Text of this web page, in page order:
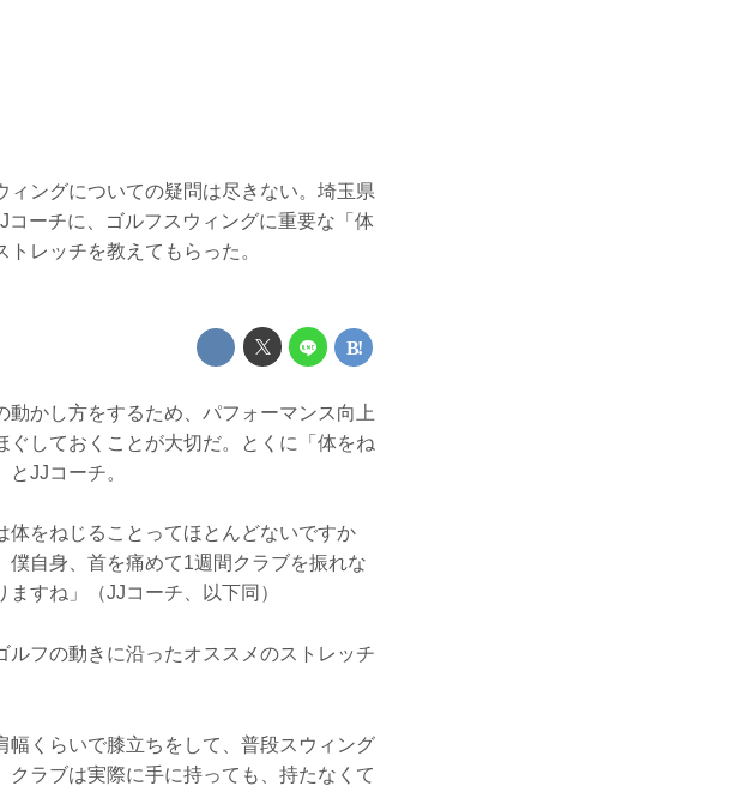
ングについての疑問は尽きない。埼玉県
ーチに、ゴルフスウィングに重要な「体
レッチを教えてもらった。
かし方をするため、パフォーマンス向上
しておくことが大切だ。とくに「体をね
JJコーチ。
体をねじることってほとんどないですか
自身、首を痛めて1週間クラブを振れな
すね」（JJコーチ、以下同）
フの動きに沿ったオススメのストレッチ
幅くらいで膝立ちをして、普段スウィング
ラブは実際に手に持っても、持たなくて